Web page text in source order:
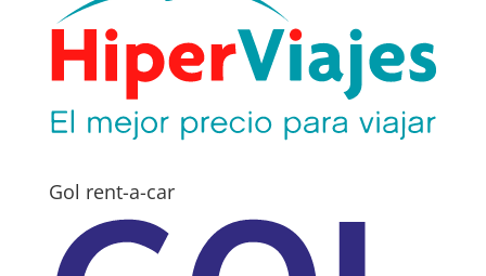
Gol rent-a-car